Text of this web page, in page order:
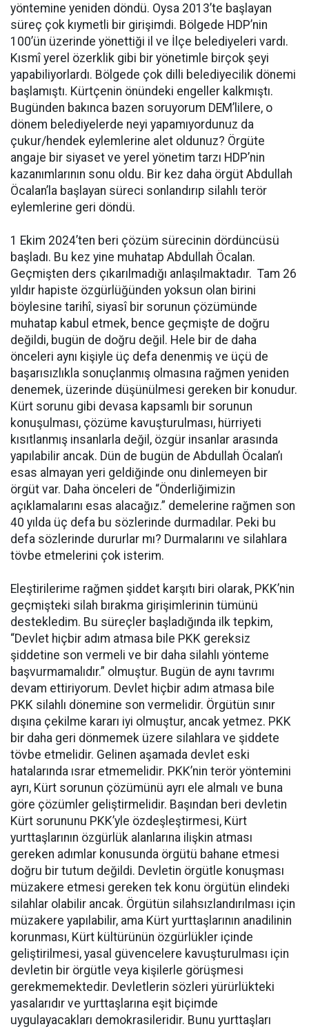
yöntemine yeniden döndü. Oysa 2013’te başlayan
süreç çok kıymetli bir girişimdi. Bölgede HDP’nin
100’ün üzerinde yönettiği il ve İlçe belediyeleri vardı.
Kısmî yerel özerklik gibi bir yönetimle birçok şeyi
yapabiliyorlardı. Bölgede çok dilli belediyecilik dönemi
başlamıştı. Kürtçenin önündeki engeller kalkmıştı.
Bugünden bakınca bazen soruyorum DEM’lilere, o
dönem belediyelerde neyi yapamıyordunuz da
çukur/hendek eylemlerine alet oldunuz? Örgüte
angaje bir siyaset ve yerel yönetim tarzı HDP’nin
kazanımlarının sonu oldu. Bir kez daha örgüt Abdullah
Öcalan’la başlayan süreci sonlandırıp silahlı terör
eylemlerine geri döndü.
1 Ekim 2024’ten beri çözüm sürecinin dördüncüsü
başladı. Bu kez yine muhatap Abdullah Öcalan.
Geçmişten ders çıkarılmadığı anlaşılmaktadır. Tam 26
yıldır hapiste özgürlüğünden yoksun olan birini
böylesine tarihî, siyasî bir sorunun çözümünde
muhatap kabul etmek, bence geçmişte de doğru
değildi, bugün de doğru değil. Hele bir de daha
önceleri aynı kişiyle üç defa denenmiş ve üçü de
başarısızlıkla sonuçlanmış olmasına rağmen yeniden
denemek, üzerinde düşünülmesi gereken bir konudur.
Kürt sorunu gibi devasa kapsamlı bir sorunun
konuşulması, çözüme kavuşturulması, hürriyeti
kısıtlanmış insanlarla değil, özgür insanlar arasında
yapılabilir ancak. Dün de bugün de Abdullah Öcalan’ı
esas almayan yeri geldiğinde onu dinlemeyen bir
örgüt var. Daha önceleri de “Önderliğimizin
açıklamalarını esas alacağız.” demelerine rağmen son
40 yılda üç defa bu sözlerinde durmadılar. Peki bu
defa sözlerinde dururlar mı? Durmalarını ve silahlara
tövbe etmelerini çok isterim.
Eleştirilerime rağmen şiddet karşıtı biri olarak, PKK’nin
geçmişteki silah bırakma girişimlerinin tümünü
destekledim. Bu süreçler başladığında ilk tepkim,
“Devlet hiçbir adım atmasa bile PKK gereksiz
şiddetine son vermeli ve bir daha silahlı yönteme
başvurmamalıdır.” olmuştur. Bugün de aynı tavrımı
devam ettiriyorum. Devlet hiçbir adım atmasa bile
PKK silahlı dönemine son vermelidir. Örgütün sınır
dışına çekilme kararı iyi olmuştur, ancak yetmez. PKK
bir daha geri dönmemek üzere silahlara ve şiddete
tövbe etmelidir. Gelinen aşamada devlet eski
hatalarında ısrar etmemelidir. PKK’nin terör yöntemini
ayrı, Kürt sorunun çözümünü ayrı ele almalı ve buna
göre çözümler geliştirmelidir. Başından beri devletin
Kürt sorununu PKK’yle özdeşleştirmesi, Kürt
yurttaşlarının özgürlük alanlarına ilişkin atması
gereken adımlar konusunda örgütü bahane etmesi
doğru bir tutum değildi. Devletin örgütle konuşması
müzakere etmesi gereken tek konu örgütün elindeki
silahlar olabilir ancak. Örgütün silahsızlandırılması için
müzakere yapılabilir, ama Kürt yurttaşlarının anadilinin
korunması, Kürt kültürünün özgürlükler içinde
geliştirilmesi, yasal güvencelere kavuşturulması için
devletin bir örgütle veya kişilerle görüşmesi
gerekmemektedir. Devletlerin sözleri yürürlükteki
yasalarıdır ve yurttaşlarına eşit biçimde
uygulayacakları demokrasileridir. Bunu yurttaşları